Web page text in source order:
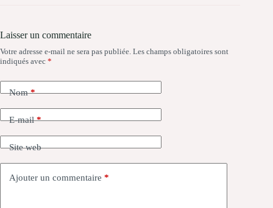
Laisser un commentaire
Votre adresse e-mail ne sera pas publiée. Les champs obligatoires sont
indiqués avec *
Nom*
E-mail*
Site web
Ajouter un commentaire *